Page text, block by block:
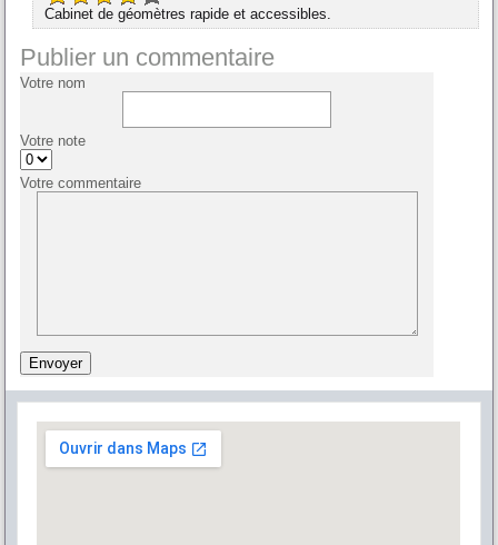
Cabinet de géomètres rapide et accessibles.
Publier un commentaire
Votre nom
Votre note
Votre commentaire